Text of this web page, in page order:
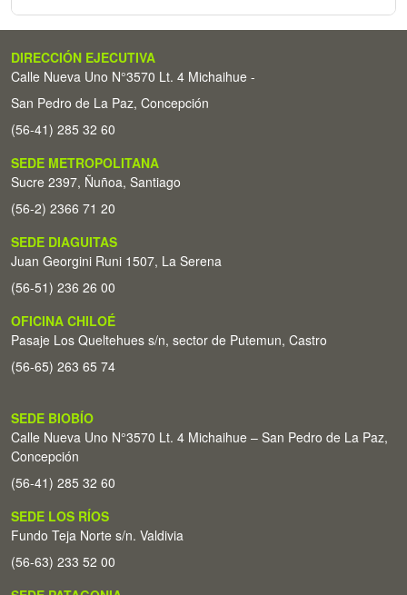
DIRECCIÓN EJECUTIVA
Calle Nueva Uno N°3570 Lt. 4 Michaihue -
San Pedro de La Paz, Concepción
(56-41) 285 32 60
SEDE METROPOLITANA
Sucre 2397, Ñuñoa, Santiago
(56-2) 2366 71 20
SEDE DIAGUITAS
Juan Georgini Runi 1507, La Serena
(56-51) 236 26 00
OFICINA CHILOÉ
Pasaje Los Queltehues s/n, sector de Putemun, Castro
(56-65) 263 65 74
SEDE BIOBÍO
Calle Nueva Uno N°3570 Lt. 4 Michaihue – San Pedro de La Paz,
Concepción
(56-41) 285 32 60
SEDE LOS RÍOS
Fundo Teja Norte s/n. Valdivia
(56-63) 233 52 00